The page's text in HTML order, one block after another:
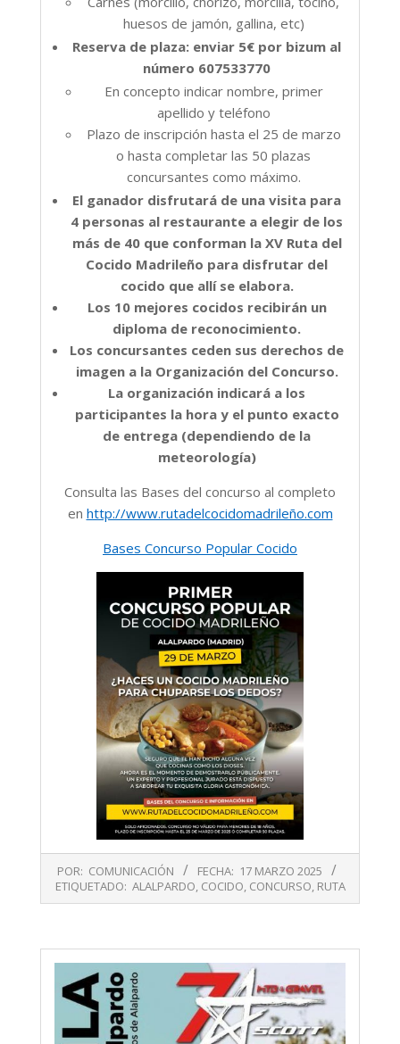
huesos de jamón, gallina, etc)
Reserva de plaza: enviar 5€ por bizum al
número 607533770
En concepto indicar nombre, primer
apellido y teléfono
Plazo de inscripción hasta el 25 de marzo
o hasta completar las 50 plazas
concursantes como máximo.
El ganador disfrutará de una visita para
4 personas al restaurante a elegir de los
más de 40 que conforman la XV Ruta del
Cocido Madrileño para disfrutar del
cocido que allí se elabora.
Los 10 mejores cocidos recibirán un
diploma de reconocimiento.
Los concursantes ceden sus derechos de
imagen a la Organización del Concurso.
La organización indicará a los
participantes la hora y el punto exacto
de entrega (dependiendo de la
meteorología)
Consulta las Bases del concurso al completo
en http://www.rutadelcocidomadrileño.com
Bases Concurso Popular Cocido
03-
17
POR: COMUNICACIÓN FECHA: 17 MARZO 2025
ETIQUETADO: ALALPARDO, COCIDO, CONCURSO, RUTA